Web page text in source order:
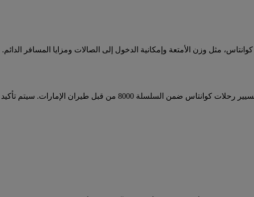
مثل وزن الأمتعة وإمكانية الدخول إلى الصالات ومزايا المسافر
يتم تسيير رحلات طيران الإمارات ضمن السلسلة 5000 من قبل كوانتاس، بينما يتم تسيير